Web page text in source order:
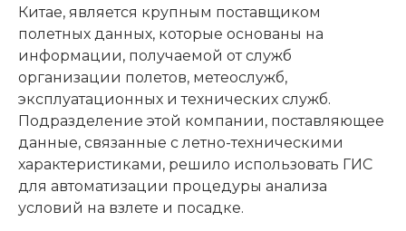
Китае, является крупным поставщиком
полетных данных, которые основаны на
информации, получаемой от служб
организации полетов, метеослужб,
эксплуатационных и технических служб.
Подразделение этой компании, поставляющее
данные, связанные с летно-техническими
характеристиками, решило использовать ГИС
для автоматизации процедуры анализа
условий на взлете и посадке.